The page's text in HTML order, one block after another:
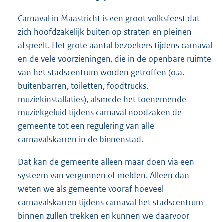
Carnaval in Maastricht is een groot volksfeest dat
zich hoofdzakelijk buiten op straten en pleinen
afspeelt. Het grote aantal bezoekers tijdens carnaval
en de vele voorzieningen, die in de openbare ruimte
van het stadscentrum worden getroffen (o.a.
buitenbarren, toiletten, foodtrucks,
muziekinstallaties), alsmede het toenemende
muziekgeluid tijdens carnaval noodzaken de
gemeente tot een regulering van alle
carnavalskarren in de binnenstad.
Dat kan de gemeente alleen maar doen via een
systeem van vergunnen of melden. Alleen dan
weten we als gemeente vooraf hoeveel
carnavalskarren tijdens carnaval het stadscentrum
binnen zullen trekken en kunnen we daarvoor